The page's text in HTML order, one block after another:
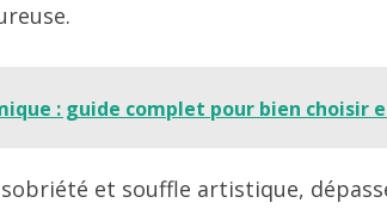
: guide complet pour bien choisir
et souffle artistique,